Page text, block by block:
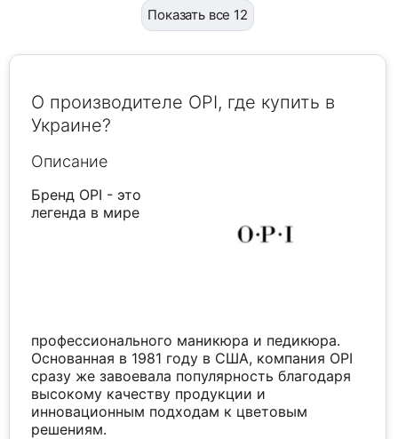
Показать все 12
О производителе OPI, где купить в
Украине?
Описание
Бренд OPI - это
легенда в мире
профессионального маникюра и педикюра.
Основанная в 1981 году в США, компания OPI
сразу же завоевала популярность благодаря
высокому качеству продукции и
инновационным подходам к цветовым
решениям.